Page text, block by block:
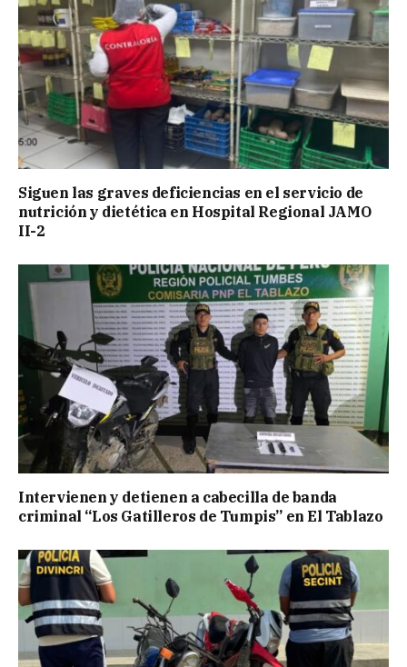
Siguen las graves deficiencias en el servicio de
nutrición y dietética en Hospital Regional JAMO
II-2
Intervienen y detienen a cabecilla de banda
criminal “Los Gatilleros de Tumpis” en El Tablazo